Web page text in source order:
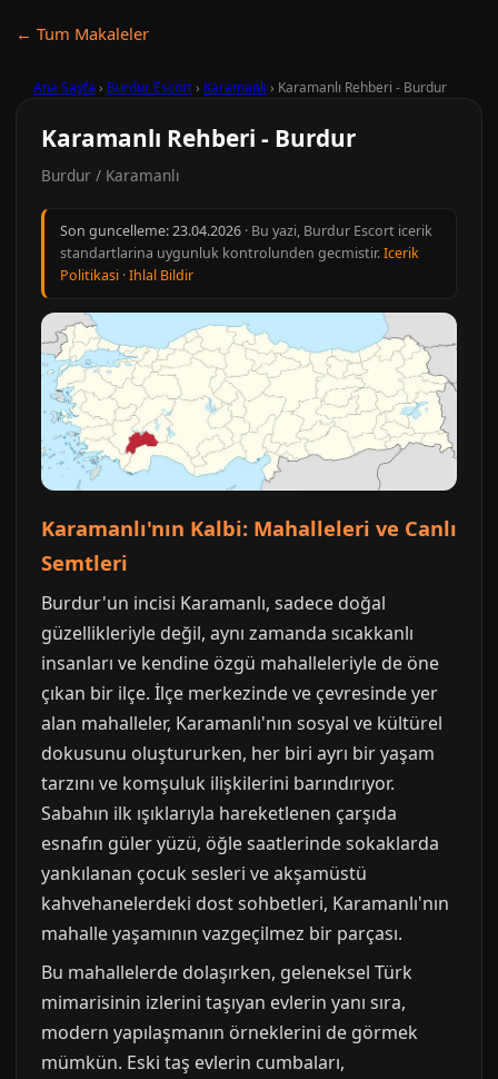
← Tum Makaleler
Ana Sayfa › Burdur Escort› Karamanlı › Karamanlı Rehberi - Burdur
Karamanlı Rehberi - Burdur
Burdur / Karamanlı
Son guncelleme:23.04.2026 · Bu yazi, Burdur Escort icerik
standartlarina uygunluk kontrolunden gecmistir.Icerik
Politikasi ·Ihlal Bildir
Karamanlı'nın Kalbi: Mahalleleri ve Canlı
Semtleri
Burdur'un incisi Karamanlı, sadece doğal
güzellikleriyle değil, aynı zamanda sıcakkanlı
insanları ve kendine özgü mahalleleriyle de öne
çıkan bir ilçe. İlçe merkezinde ve çevresinde yer
alan mahalleler, Karamanlı'nın sosyal ve kültürel
dokusunu oluştururken, her biri ayrı bir yaşam
tarzını ve komşuluk ilişkilerini barındırıyor.
Sabahın ilk ışıklarıyla hareketlenen çarşıda
esnafın güler yüzü, öğle saatlerinde sokaklarda
yankılanan çocuk sesleri ve akşamüstü
kahvehanelerdeki dost sohbetleri, Karamanlı'nın
mahalle yaşamının vazgeçilmez bir parçası.
Bu mahallelerde dolaşırken, geleneksel Türk
mimarisinin izlerini taşıyan evlerin yanı sıra,
modern yapılaşmanın örneklerini de görmek
mümkün. Eski taş evlerin cumbaları,